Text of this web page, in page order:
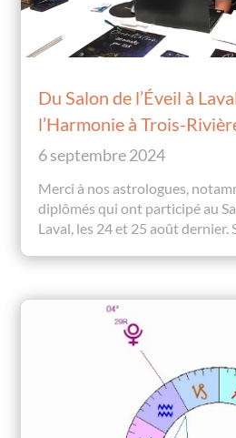
Du Salon de l’Éveil à
l’Harmonie à Trois-
6 septembre 2024
Merci à nos astrologues,
diplômés qui ont participé au
Laval, les 24 et 25 août dernier.